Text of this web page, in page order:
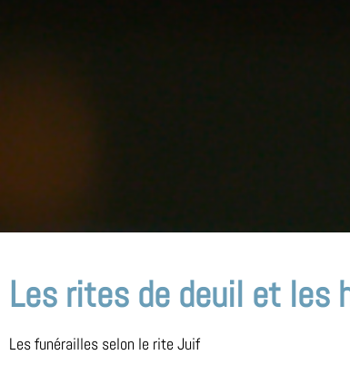
Les rites de deuil et les
Les funérailles selon le rite Juif